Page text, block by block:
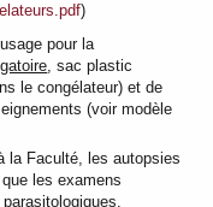
)
pour la
, sac plastic
le congélateur) et de
(voir modèle
la Faculté, les autopsies
les examens